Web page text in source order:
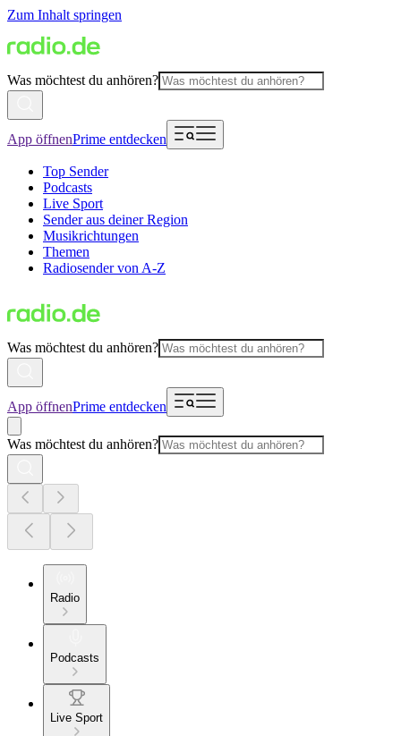
Zum Inhalt springen
Was möchtest du anhören?
App öffnenPrime entdecken
Top Sender
Podcasts
Live Sport
Sender aus deiner Region
Musikrichtungen
Themen
Radiosender von A-Z
Was möchtest du anhören?
App öffnenPrime entdecken
Was möchtest du anhören?
Radio
Podcasts
Live Sport